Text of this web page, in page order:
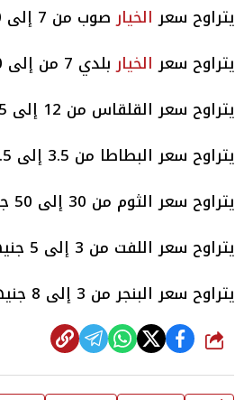
يتراوح سعر الخيارصوب من 7 إلى 10 جنيهات.
يتراوح سعر الخياربلدي 7 من إلى 10 جنيهات.
يتراوح سعر القلقاس من 12 إلى 15 جنيها.
يتراوح سعر البطاطا من 3.5 إلى 9.5
يتراوح سعر الثوم من 30 إلى 50 جنيهًا.
يتراوح سعر اللفت من 3 إلى 5 جنيهات.
يتراوح سعر البنجر من 3 إلى 8 جنيهات.
شارك